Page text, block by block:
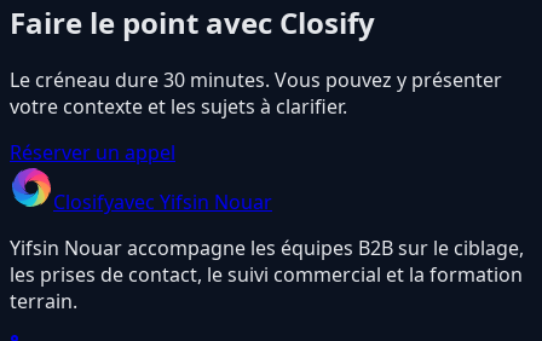
Faire le point avec Closify
Le créneau dure 30 minutes. Vous pouvez y présenter
votre contexte et les sujets à clarifier.
Réserver un appel
Closifyavec Yifsin Nouar
Yifsin Nouar accompagne les équipes B2B sur le ciblage,
les prises de contact, le suivi commercial et la formation
terrain.